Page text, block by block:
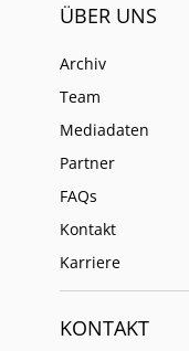
ÜBER UNS
Archiv
Team
Mediadaten
Partner
FAQs
Kontakt
Karriere
KONTAKT